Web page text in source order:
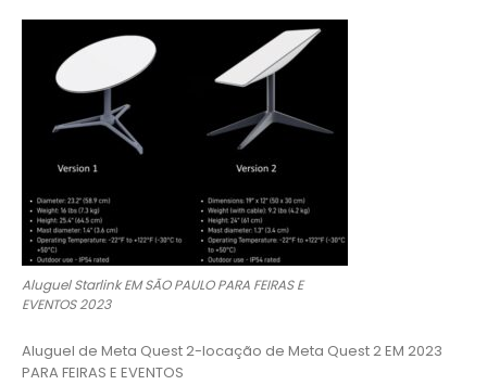
Aluguel Starlink EM SÃO PAULO PARA FEIRAS E
EVENTOS 2023
Aluguel de Meta Quest 2-locação de Meta Quest 2 EM 2023
PARA FEIRAS E EVENTOS